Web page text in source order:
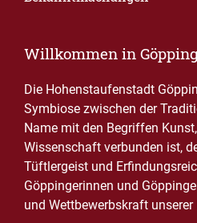
Willkommen in
Die Hohenstaufenstadt
Symbiose zwischen der
Name mit den Begriffen
Wissenschaft verbunden ist,
Tüftlergeist und
Göppingerinnen und
und Wettbewerbskraft unserer